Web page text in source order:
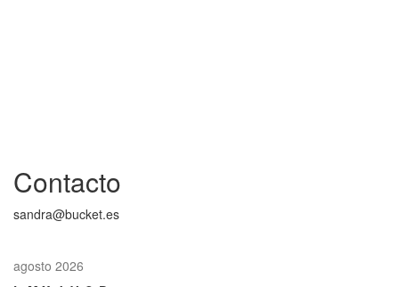
Contacto
sandra@bucket.es
agosto 2026